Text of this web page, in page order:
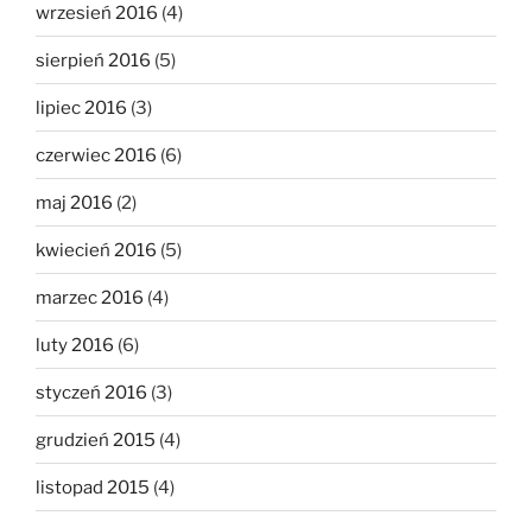
wrzesień 2016 (4)
sierpień 2016 (5)
lipiec 2016 (3)
czerwiec 2016 (6)
maj 2016 (2)
kwiecień 2016 (5)
marzec 2016 (4)
luty 2016 (6)
styczeń 2016 (3)
grudzień 2015 (4)
listopad 2015 (4)